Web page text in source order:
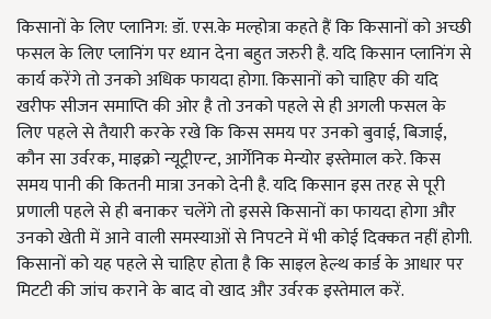
किसानों के लिए प्लानिग: डॉ. एस.के मल्होत्रा कहते हैं कि किसानों को अच्छी
फसल के लिए प्लानिंग पर ध्यान देना बहुत जरुरी है. यदि किसान प्लानिंग से
कार्य करेंगे तो उनको अधिक फायदा होगा. किसानों को चाहिए की यदि
खरीफ सीजन समाप्ति की ओर है तो उनको पहले से ही अगली फसल के
लिए पहले से तैयारी करके रखे कि किस समय पर उनको बुवाई, बिजाई,
कौन सा उर्वरक, माइक्रो न्यूट्रीएन्ट, आर्गेनिक मेन्योर इस्तेमाल करे. किस
समय पानी की कितनी मात्रा उनको देनी है. यदि किसान इस तरह से पूरी
प्रणाली पहले से ही बनाकर चलेंगे तो इससे किसानों का फायदा होगा और
उनको खेती में आने वाली समस्याओं से निपटने में भी कोई दिक्कत नहीं होगी.
किसानों को यह पहले से चाहिए होता है कि साइल हेल्थ कार्ड के आधार पर
मिटटी की जांच कराने के बाद वो खाद और उर्वरक इस्तेमाल करें.